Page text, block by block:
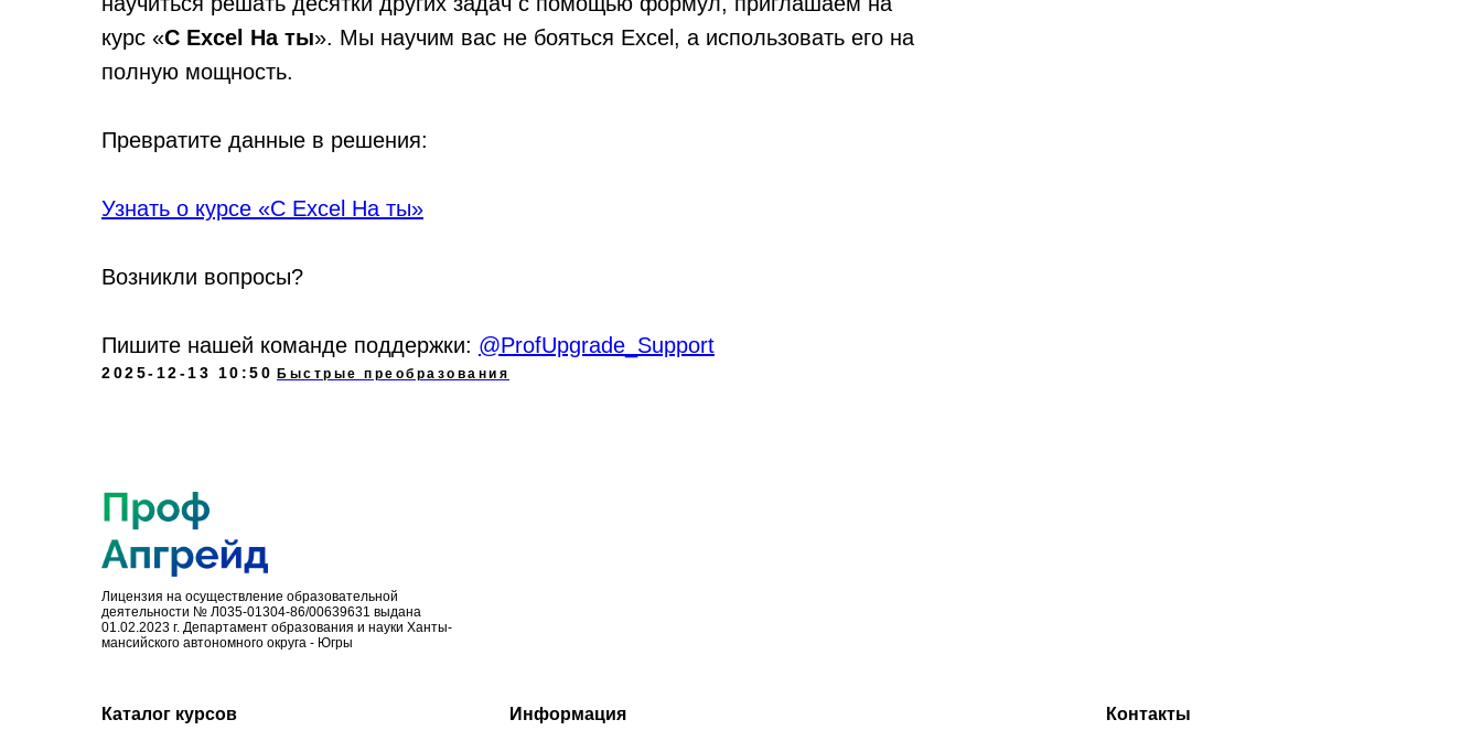
курс «С Excel На ты». Мы научим вас не бояться Excel, а использовать его на
полную мощность.
Превратите данные в решения:
Узнать о курсе «С Excel На ты»
Возникли вопросы?
Пишите нашей команде поддержки: @ProfUpgrade_Support
2025-12-13 10:50 Быстрые преобразования
Каталог курсов Информация
Лицензия на осуществление образовательной
деятельности № Л035-01304-86/00639631 выдана
01.02.2023 г. Департамент образования и науки Ханты-
мансийского автономного округа - Югры
Контакты